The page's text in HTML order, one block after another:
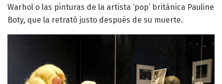
Warhol o las pinturas de la artista ‘pop’ británica Pauline
Boty, que la retrató justo después de su muerte.